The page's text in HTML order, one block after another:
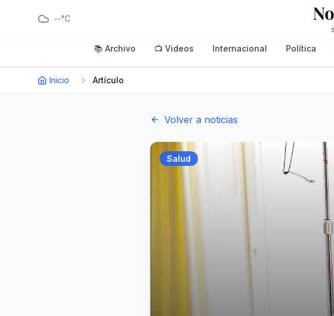
--°C
📚 Archivo 📺 Videos Internacional Política
Inicio Artículo
Volver a noticias
Salud